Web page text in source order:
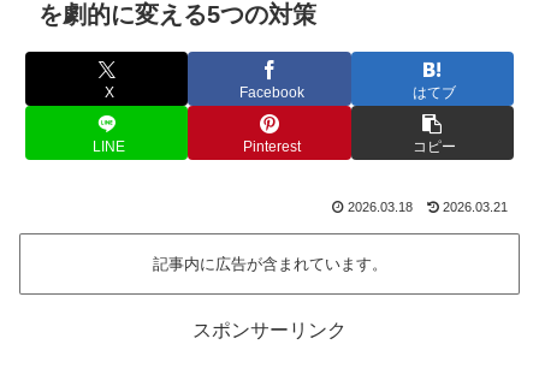
を劇的に変える5つの対策
X Facebook はてブ
LINE Pinterest コピー
2026.03.18 2026.03.21
記事内に広告が含まれています。
スポンサーリンク